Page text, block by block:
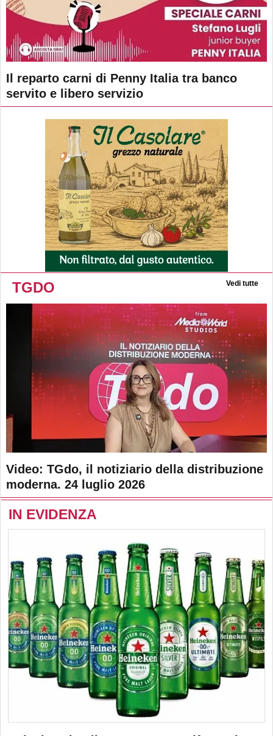
Il reparto carni di Penny Italia tra banco
servito e libero servizio
TGDO Vedi tutte
Video: TGdo, il notiziario della distribuzione
moderna. 24 luglio 2026
IN EVIDENZA